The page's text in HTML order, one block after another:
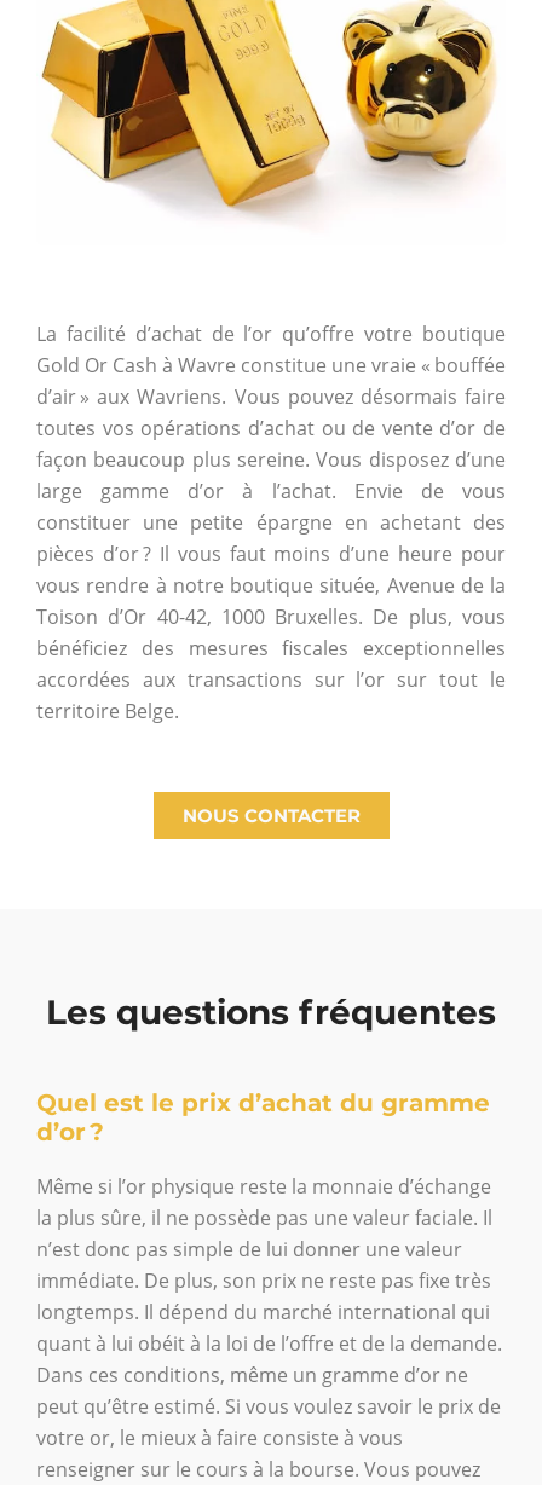
La facilité d’achat de l’or qu’offre votre boutique
Gold Or Cash à Wavre constitue une vraie « bouffée
d’air » aux Wavriens. Vous pouvez désormais faire
toutes vos opérations d’achat ou de vente d’or de
façon beaucoup plus sereine. Vous disposez d’une
large gamme d’or à l’achat. Envie de vous
constituer une petite épargne en achetant des
pièces d’or ? Il vous faut moins d’une heure pour
vous rendre à notre boutique située, Avenue de la
Toison d’Or 40-42, 1000 Bruxelles. De plus, vous
bénéficiez des mesures fiscales exceptionnelles
accordées aux transactions sur l’or sur tout le
territoire Belge.
NOUS CONTACTER
Les questions fréquentes
Quel est le prix d’achat du gramme
d’or ?
Même si l’or physique reste la monnaie d’échange
la plus sûre, il ne possède pas une valeur faciale. Il
n’est donc pas simple de lui donner une valeur
immédiate. De plus, son prix ne reste pas fixe très
longtemps. Il dépend du marché international qui
quant à lui obéit à la loi de l’offre et de la demande.
Dans ces conditions, même un gramme d’or ne
peut qu’être estimé. Si vous voulez savoir le prix de
votre or, le mieux à faire consiste à vous
renseigner sur le cours à la bourse. Vous pouvez